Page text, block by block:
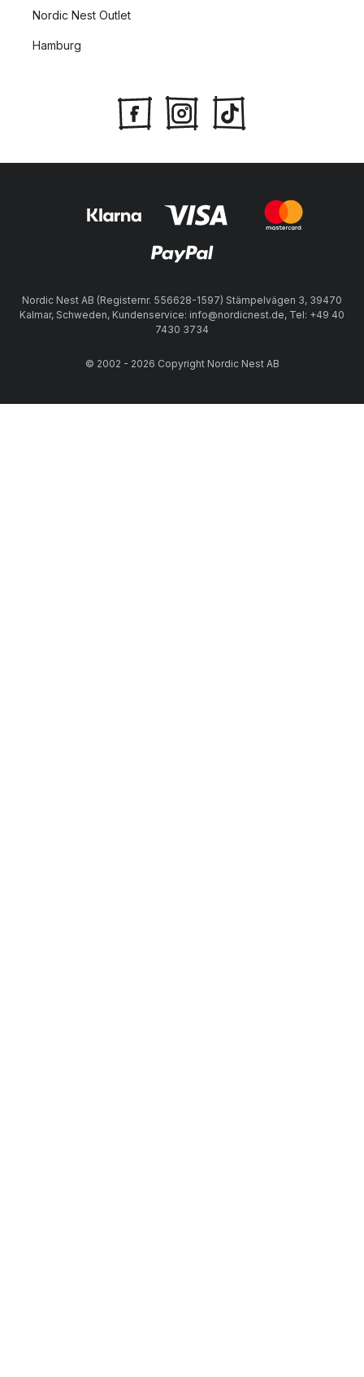
Nordic Nest Outlet
Hamburg
Nordic Nest AB (Registernr. 556628-1597) Stämpelvägen 3, 39470
Kalmar, Schweden, Kundenservice: info@nordicnest.de, Tel: +49 40
7430 3734
© 2002 - 2026 Copyright Nordic Nest AB